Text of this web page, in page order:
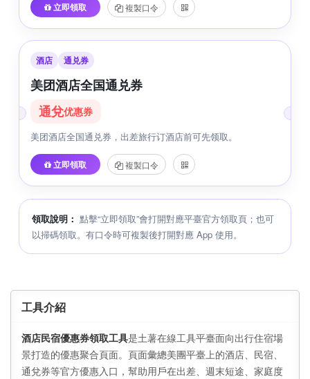
立即領取 複製口令
酒店 通兑券
美团酒店全国通兑券
通兌优惠券
美团酒店全国通兑券，出差旅行订酒店前可先领取。
立即領取 複製口令
領取說明： 點擊“立即領取”會打開對應平臺官方領取頁；也可
以掃碼領取。有口令時可複製後打開對應 App 使用。
工具介紹
酒店民宿優惠券領取工具是土薯在線工具平臺面向出行住宿場
景打造的優惠聚合頁面。頁面彙總美團平臺上的酒店、民宿、
通兌券等官方優惠入口，幫助用戶在出差、週末短途、家庭度